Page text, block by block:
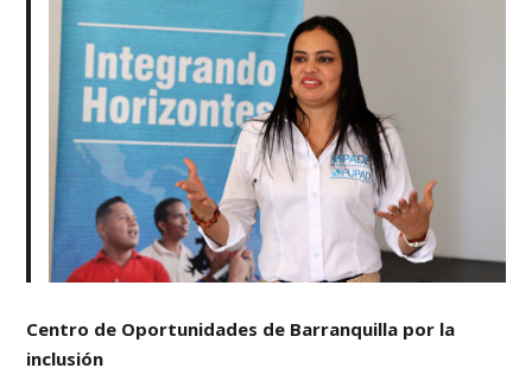
Centro de Oportunidades de Barranquilla por la
inclusión